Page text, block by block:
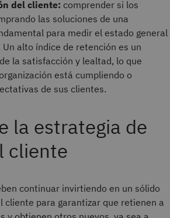
del cliente: comprender si los
las soluciones de una
para medir el estado general
Un alto índice de retención es un
la satisfacción y lealtad, lo que
está cumpliendo o
de sus clientes.
la estrategia de
cliente
continuar invirtiendo en un sólido
cliente para garantizar que retienen a